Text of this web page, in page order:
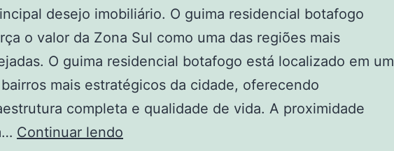
desejo imobiliário. O guima residencial botafogo
o valor da Zona Sul como uma das regiões mais
O guima residencial botafogo está localizado em um
mais estratégicos da cidade, oferecendo
completa e qualidade de vida. A proximidade
Continuar lendo